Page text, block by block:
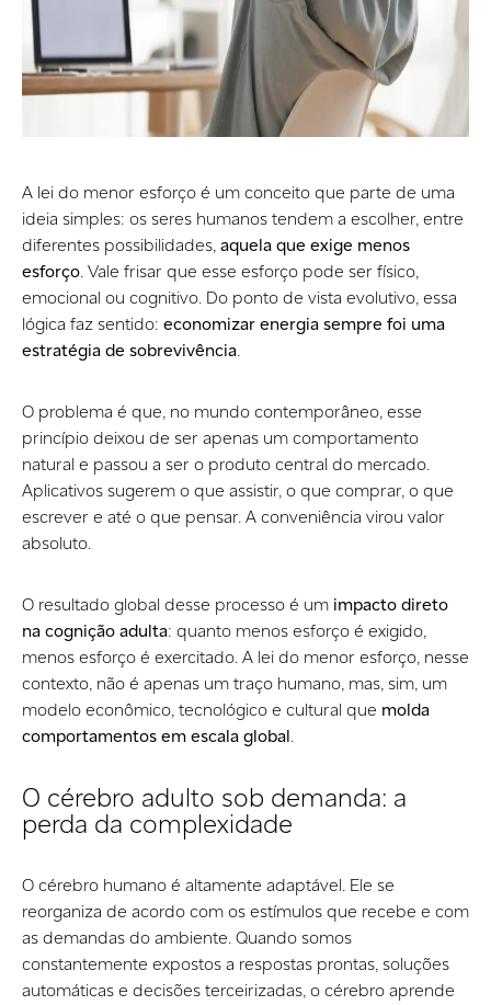
A lei do menor esforço é um conceito que parte de uma
ideia simples: os seres humanos tendem a escolher, entre
diferentes possibilidades,aquela que exige menos
esforço. Vale frisar que esse esforço pode ser físico,
emocional ou cognitivo. Do ponto de vista evolutivo, essa
lógica faz sentido: economizar energia sempre foi uma
estratégia de sobrevivência.
O problema é que, no mundo contemporâneo, esse
princípio deixou de ser apenas um comportamento
natural e passou a ser o produto central do mercado.
Aplicativos sugerem o que assistir, o que comprar, o que
escrever e até o que pensar. A conveniência virou valor
absoluto.
O resultado global desse processo é um impacto direto
na cognição adulta: quanto menos esforço é exigido,
menos esforço é exercitado. A lei do menor esforço, nesse
contexto, não é apenas um traço humano, mas, sim, um
modelo econômico, tecnológico e cultural que molda
comportamentos em escala global.
O cérebro adulto sob demanda: a
perda da complexidade
O cérebro humano é altamente adaptável. Ele se
reorganiza de acordo com os estímulos que recebe e com
as demandas do ambiente. Quando somos
constantemente expostos a respostas prontas, soluções
automáticas e decisões terceirizadas, o cérebro aprende